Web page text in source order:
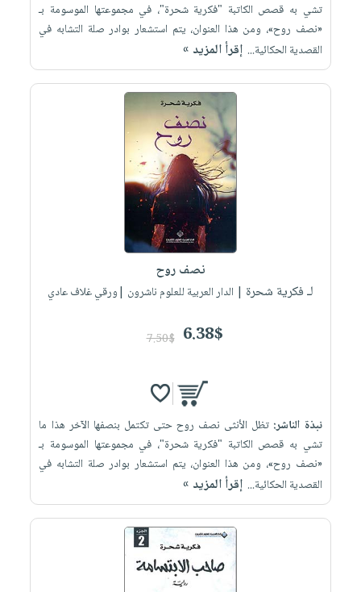
تشي به قصص الكاتبة "فكرية ‏شحرة"، في مجموعتها الموسومة بـ
«نصف روح»، ومن هذا العنوان، يتم استشعار بوادر ‏صلة التشابه في
القصدية الحكائية... إقرأ المزيد »
نصف روح
لـ فكرية شحرة | الدار العربية للعلوم ناشرون |ورقي غلاف عادي
6.38$
7.50$
نبذة الناشر: تظل الأنثى نصف روح حتى تكتمل بنصفها الآخر هذا ما
تشي به قصص الكاتبة "فكرية ‏شحرة"، في مجموعتها الموسومة بـ
«نصف روح»، ومن هذا العنوان، يتم استشعار بوادر ‏صلة التشابه في
القصدية الحكائية... إقرأ المزيد »